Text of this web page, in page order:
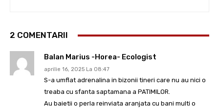
2 COMENTARII
Balan Marius -Horea- Ecologist
aprilie 16, 2025 La 08:47
S-a umflat adrenalina in bizonii tineri care nu au nici o
treaba cu sfanta saptamana a PATIMILOR.
Au baietii o perla reinviata aranjata cu bani multi o